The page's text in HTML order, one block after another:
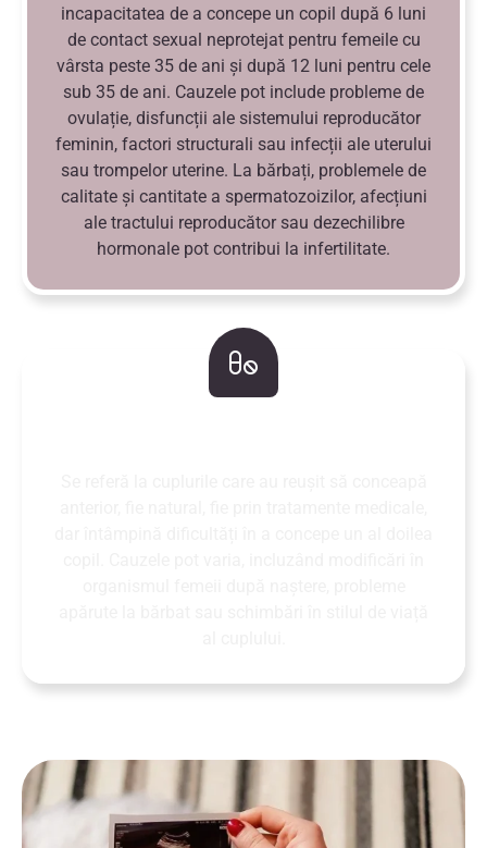
incapacitatea de a concepe un copil după 6 luni
de contact sexual neprotejat pentru femeile cu
vârsta peste 35 de ani și după 12 luni pentru cele
sub 35 de ani. Cauzele pot include probleme de
ovulație, disfuncții ale sistemului reproducător
feminin, factori structurali sau infecții ale uterului
sau trompelor uterine. La bărbați, problemele de
calitate și cantitate a spermatozoizilor, afecțiuni
ale tractului reproducător sau dezechilibre
hormonale pot contribui la infertilitate.